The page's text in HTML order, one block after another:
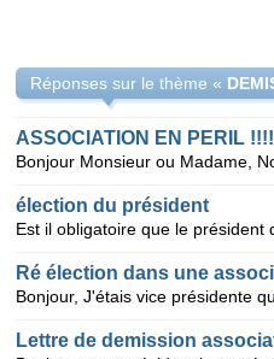
Réponses sur le thème «
ASSOCIATION EN PERIL
élection du président
Lettre de demission